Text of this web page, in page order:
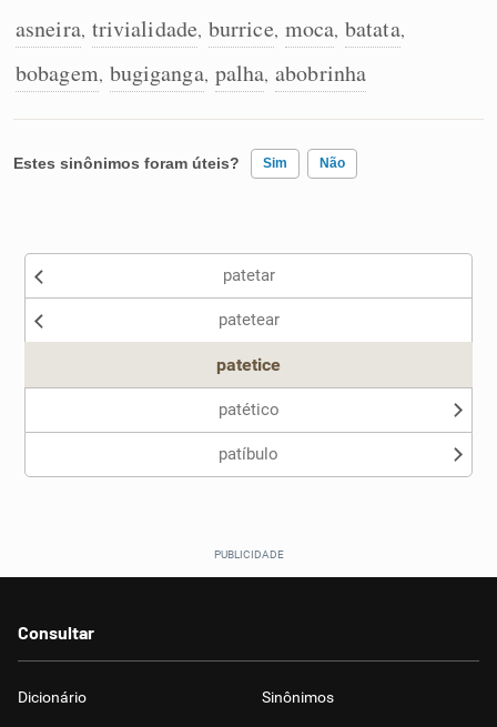
Caça-palavras
asneira, trivialidade, burrice, moca, batata,
bobagem, bugiganga, palha, abobrinha
Estes sinônimos foram úteis? Sim Não
Nenhum dos sinônimos apresentados me ajudou
patetar
patetear
patetice
patético
patíbulo
Consultar
Dicionário Sinônimos